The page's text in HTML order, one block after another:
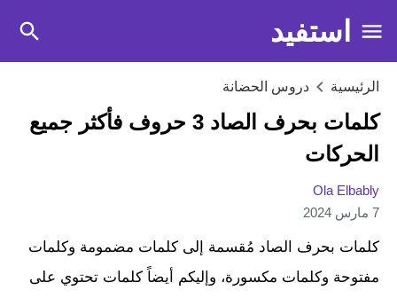
استفيد
الرئيسية دروس الحضانة
كلمات بحرف الصاد 3 حروف فأكثر جميع
الحركات
Ola Elbably
7 مارس 2024
كلمات بحرف الصاد مُقسمة إلى كلمات مضمومة وكلمات
مفتوحة وكلمات مكسورة، وإليكم أيضاً كلمات تحتوي على